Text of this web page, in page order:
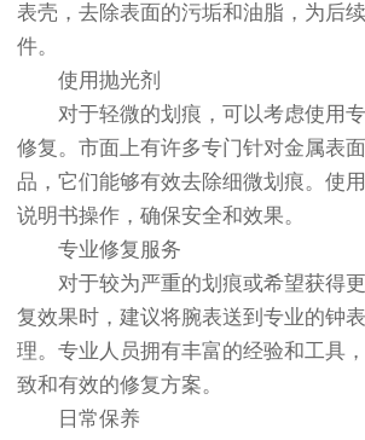
表壳，去除表面的污垢和油脂，为后
件。
使用抛光剂
对于轻微的划痕，可以考虑使用专
修复。市面上有许多专门针对金属表
品，它们能够有效去除细微划痕。使
说明书操作，确保安全和效果。
专业修复服务
对于较为严重的划痕或希望获得更
复效果时，建议将腕表送到专业的钟
理。专业人员拥有丰富的经验和工具
致和有效的修复方案。
日常保养